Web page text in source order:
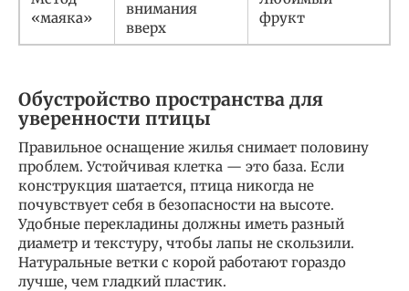
«маяка»
внимания
вверх
фрукт
Обустройство пространства для
уверенности птицы
Правильное оснащение жилья снимает половину
проблем. Устойчивая клетка — это база. Если
конструкция шатается, птица никогда не
почувствует себя в безопасности на высоте.
Удобные перекладины должны иметь разный
диаметр и текстуру, чтобы лапы не скользили.
Натуральные ветки с корой работают гораздо
лучше, чем гладкий пластик.